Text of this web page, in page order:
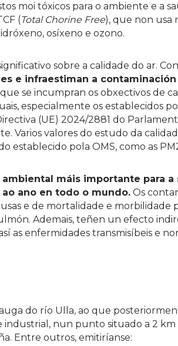
moi tóxicos para o ambiente e a
(Total Chorine Free), que non usa
osíxeno e ozono.
sobre a calidade do ar.
e infraestiman a
se incumpran os obxectivos de
especialmente os establecidos
(UE) 2024/2881 do
Varios valores do estudo da
pola OMS, como as
máis importante para a
ano en todo o mundo. Os
e de mortalidade e morbilidade
Ademais, teñen un efecto
as enfermidades transmisíbeis e
do río Ulla, ao que
nun punto situado a 2
Entre outros, emitiríanse: